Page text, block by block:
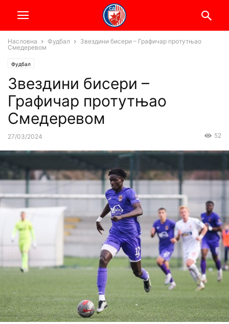
Насловна Фудбал
Звездини бисери – Графичар протутњао
Смедеревом
Фудбал
Звездини бисери –
Графичар протутњао
Смедеревом
27/03/2024 52